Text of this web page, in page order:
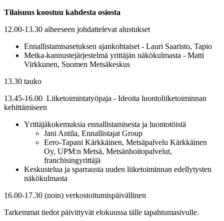
Tilaisuus koostuu kahdesta osiosta
12.00-13.30 aiheeseen johdattelevat alustukset
Ennallistamisasetuksen ajankohtaiset - Lauri Saaristo, Tapio
Metka-kannustejärjestelmä yrittäjän näkökulmasta - Matti
Virkkunen, Suomen Metsäkeskus
13.30 tauko
13.45-16.00 Liiketoimintatyöpaja - Ideoita luontoliiketoiminnan
kehittämiseen
Yrittäjäkokemuksia ennallistamisesta ja luontotöistä
Jani Antila, Ennallistajat Group
Eero-Tapani Kärkkäinen, Metsäpalvelu Kärkkäinen
Oy, UPM:n Metsä, Metsänhoitopalvelut,
franchisingyrittäjä
Keskustelua ja sparrausta uuden liiketoiminnan edellytysten
näkökulmasta
16.00-17.30 (noin) verkostoitumispäivällinen
Tarkemmat tiedot päivittyvät elokuussa tälle tapahtumasivulle.